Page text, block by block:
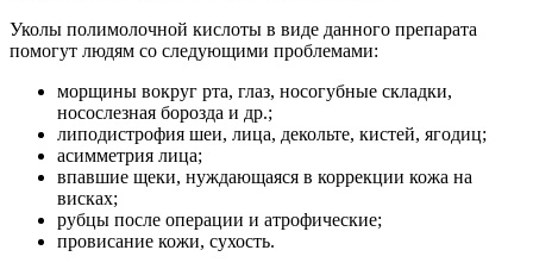
Уколы полимолочной кислоты в виде данного препарата
помогут людям со следующими проблемами:
морщины вокруг рта, глаз, носогубные складки,
носослезная борозда и др.;
липодистрофия шеи, лица, декольте, кистей, ягодиц;
асимметрия лица;
впавшие щеки, нуждающаяся в коррекции кожа на
висках;
рубцы после операции и атрофические;
провисание кожи, сухость.